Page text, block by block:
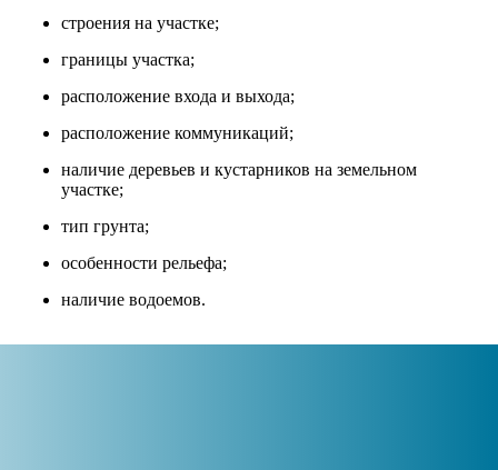
строения на участке;
границы участка;
расположение входа и выхода;
расположение коммуникаций;
наличие деревьев и кустарников на земельном
участке;
тип грунта;
особенности рельефа;
наличие водоемов.